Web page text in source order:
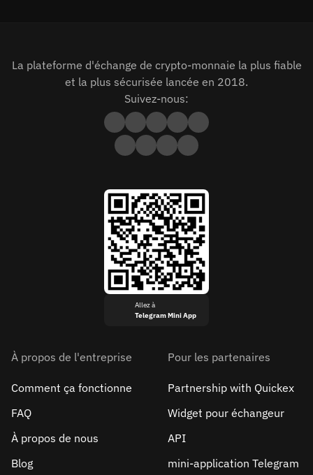
La plateforme d'échange de crypto-monnaie la plus fiable
et la plus sécurisée lancée en 2018.
Suivez-nous:
Allez à
Telegram Mini App
À propos de l'entreprise
Comment ça fonctionne
FAQ
À propos de nous
Blog
Pour les partenaires
Partnership with Quickex
Widget pour échangeur
API
mini-application Telegram